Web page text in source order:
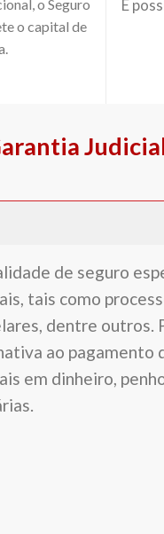
o Seguro
o capital de
É
de seguro
tais como
dentre outros.
ao pagamento
em dinheiro,